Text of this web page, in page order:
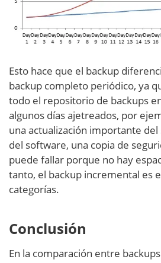
Esto hace que el backup
backup completo periódico, ya
todo el repositorio de backups
algunos días ajetreados, por
una actualización importante
del software, una copia de
puede fallar porque no hay
tanto, el backup incremental es
categorías.
Conclusión
En la comparación entre